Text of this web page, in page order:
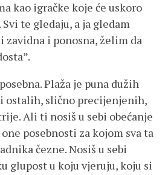
kao igračke koje će uskoro
te gledaju, a ja gledam
i ponosna, želim da
Plaža je puna dužih
ostalih, slično precijenjenih,
Ali ti nosiš u sebi obećanje
posebnosti za kojom sva ta
čezne. Nosiš u sebi
glupost u koju vjeruju, koju si